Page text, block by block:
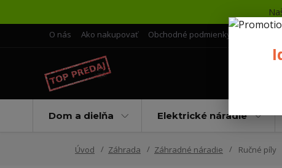
O nás Ako nakupovať Obchodné podmienky
Dom a dielňa Elektrické náradie
Úvod Záhrada Záhradné náradie Ručné píly